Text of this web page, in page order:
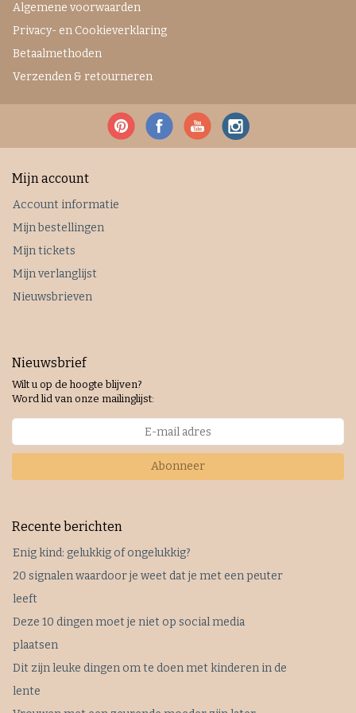
Algemene voorwaarden
Privacy- en Cookieverklaring
Betaalmethoden
Verzenden & retourneren
Mijn account
Account informatie
Mijn bestellingen
Mijn tickets
Mijn verlanglijst
Nieuwsbrieven
Nieuwsbrief
Wilt u op de hoogte blijven?
Word lid van onze mailinglijst:
Abonneer
Recente berichten
Enig kind: gelukkig of ongelukkig?
20 signalen waardoor je weet dat je met een peuter
leeft
Deze 10 dingen moet je niet op social media
plaatsen
Dit zijn leuke dingen om te doen met kinderen in de
lente